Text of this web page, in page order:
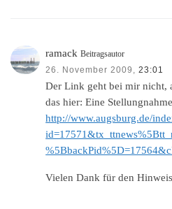
ramack Beitragsautor
26. November 2009,
23:01
Der Link geht bei mir nicht,
das hier: Eine
http://www.augsburg.de/
Vielen Dank für den